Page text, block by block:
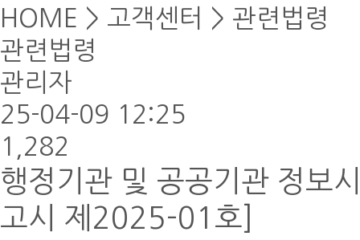
HOME > 고객센터 > 관련법령
관련법령
관리자
25-04-09 12:25
1,282
행정기관 및 공공기관 정보
고시 제2025-01호]